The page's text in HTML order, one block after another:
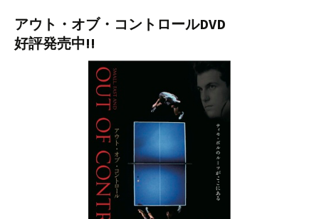
アウト・オブ・コントロールDVD
好評発売中!!